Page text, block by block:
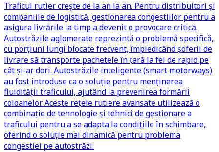
Traficul rutier crește de la an la an. Pentru distribuitori și
companiile de logistică, gestionarea congestiilor pentru a
asigura livrările la timp a devenit o provocare critică.
Autostrăzile aglomerate reprezintă o problemă specifică,
cu porțiuni lungi blocate frecvent, împiedicând șoferii de
livrare să transporte pachetele în țară la fel de rapid pe
cât și-ar dori. Autostrăzile inteligente (smart motorways)
au fost introduse ca o soluție pentru menținerea
fluidității traficului, ajutând la prevenirea formării
coloanelor. Aceste rețele rutiere avansate utilizează o
combinație de tehnologie și tehnici de gestionare a
traficului pentru a se adapta la condițiile în schimbare,
oferind o soluție mai dinamică pentru problema
congestiei pe autostrăzi.